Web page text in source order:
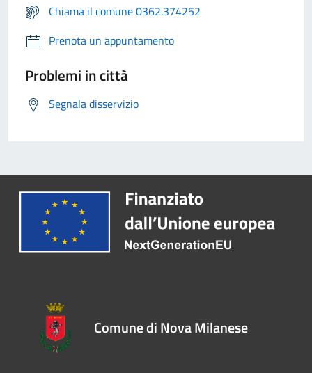
Chiama il comune 0362.374252
Prenota un appuntamento
Problemi in città
Segnala disservizio
Comune di Nova Milanese